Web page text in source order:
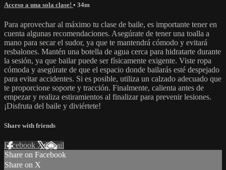
Acceso a una sola clase! • 34m
Para aprovechar al máximo tu clase de baile, es importante tener en
cuenta algunas recomendaciones. Asegúrate de tener una toalla a
mano para secar el sudor, ya que te mantendrá cómodo y evitará
resbalones. Mantén una botella de agua cerca para hidratarte durante
la sesión, ya que bailar puede ser físicamente exigente. Viste ropa
cómoda y asegúrate de que el espacio donde bailarás esté despejado
para evitar accidentes. Si es posible, utiliza un calzado adecuado que
te proporcione soporte y tracción. Finalmente, calienta antes de
empezar y realiza estiramientos al finalizar para prevenir lesiones.
¡Disfruta del baile y diviértete!
Share with friends
Facebook XEmail
Share on Facebook
Share on X